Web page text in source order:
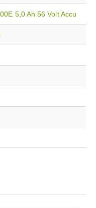
5,0 Ah 56 Volt Accu